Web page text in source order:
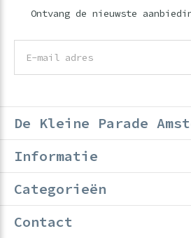
Ontvang de nieuwste
De Kleine Parade
Informatie
Categorieën
Contact